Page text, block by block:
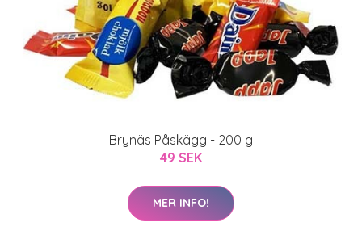
Brynäs Påskägg - 200 g
49 SEK
MER INFO!